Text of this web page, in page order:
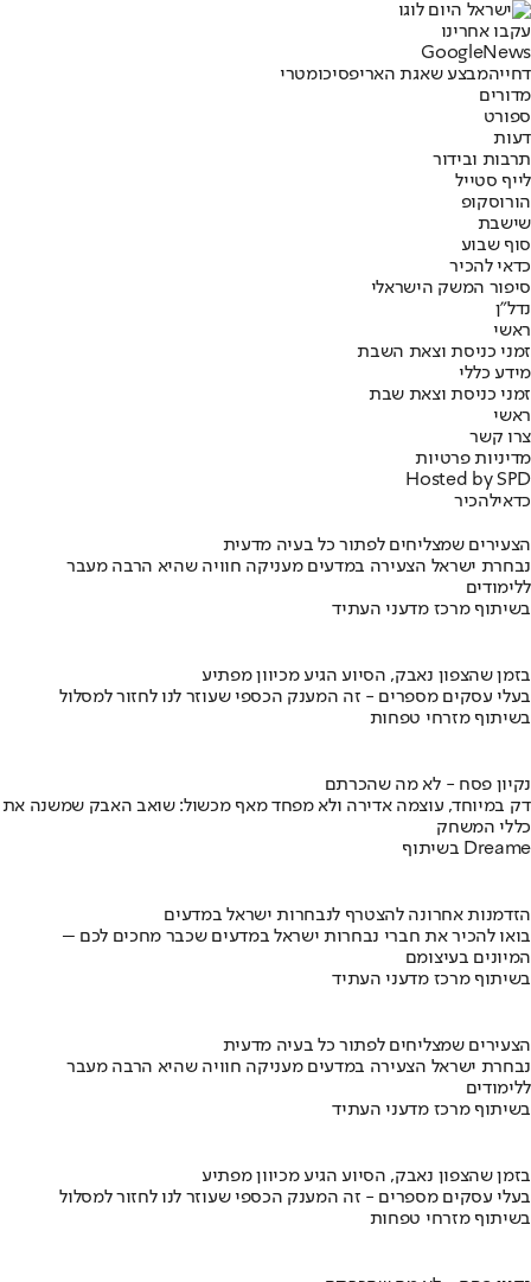
עקבו אחרינו
Googl eNews
דחייהמבצע שאגת האריפסיכומטרי
מדורים
ספורט
דעות
תרבות ובידור
לייף סטייל
הורוסקופ
שישבת
סוף שבוע
כדאי להכיר
סיפור המשק הישראלי
נדל"ן
ראשי
זמני כניסת וצאת השבת
מידע כללי
זמני כניסת וצאת שבת
ראשי
צרו קשר
מדיניות פרטיות
Hosted by SPD
כדאילהכיר
הצעירים שמצליחים לפתור כל בעיה מדעית
נבחרת ישראל הצעירה במדעים מעניקה חוויה שהיא הרבה מעבר
ללימודים
בשיתוף מרכז מדעני העתיד
בזמן שהצפון נאבק, הסיוע הגיע מכיוון מפתיע
בעלי עסקים מספרים - זה המענק הכספי שעוזר לנו לחזור למסלול
בשיתוף מזרחי טפחות
נקיון פסח - לא מה שהכרתם
דק במיוחד, עוצמה אדירה ולא מפחד מאף מכשול: שואב האבק שמשנה את
כללי המשחק
בשיתוף Dreame
הזדמנות אחרונה להצטרף לנבחרות ישראל במדעים
בואו להכיר את חברי נבחרות ישראל במדעים שכבר מחכים לכם –
המיונים בעיצומם
בשיתוף מרכז מדעני העתיד
הצעירים שמצליחים לפתור כל בעיה מדעית
נבחרת ישראל הצעירה במדעים מעניקה חוויה שהיא הרבה מעבר
ללימודים
בשיתוף מרכז מדעני העתיד
בזמן שהצפון נאבק, הסיוע הגיע מכיוון מפתיע
בעלי עסקים מספרים - זה המענק הכספי שעוזר לנו לחזור למסלול
בשיתוף מזרחי טפחות